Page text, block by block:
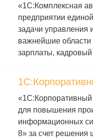
«1С:Комплексная
предприятии
задачи управления
важнейшие области
зарплаты, кадровый
«1С:Корпоративный
для повышения
информационных
8» за счет решения